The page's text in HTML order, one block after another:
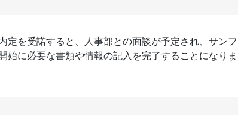
定を受諾すると、人事部との面談が予定され、サンフ
始に必要な書類や情報の記入を完了することになりま